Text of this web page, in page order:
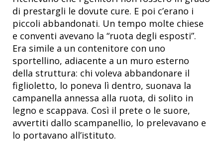
di prestargli le dovute cure. E poi c’erano i
piccoli abbandonati. Un tempo molte chiese
e conventi avevano la “ruota degli esposti”.
Era simile a un contenitore con uno
sportellino, adiacente a un muro esterno
della struttura: chi voleva abbandonare il
figlioletto, lo poneva lì dentro, suonava la
campanella annessa alla ruota, di solito in
legno e scappava. Così il prete o le suore,
avvertiti dallo scampanellio, lo prelevavano e
lo portavano all’istituto.